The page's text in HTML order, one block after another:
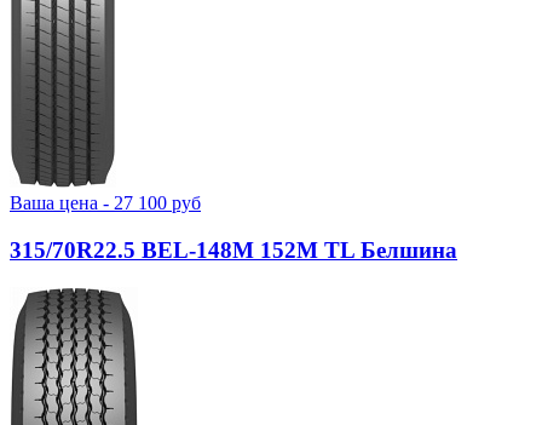
Ваша цена - 27 100 руб
315/70R22.5 BEL-148М 152M TL Белшина